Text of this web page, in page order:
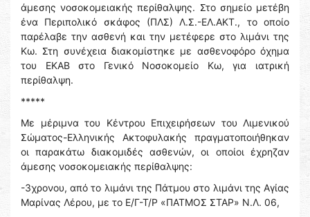
άμεσης νοσοκομειακής περίθαλψης. Στο σημείο μετέβη
ένα Περιπολικό σκάφος (ΠΛΣ) Λ.Σ.-ΕΛ.ΑΚΤ., το οποίο
παρέλαβε την ασθενή και την μετέφερε στο λιμάνι της
Κω. Στη συνέχεια διακομίστηκε με ασθενοφόρο όχημα
του ΕΚΑΒ στο Γενικό Νοσοκομείο Κω, για ιατρική
περίθαλψη.
*****
Με μέριμνα του Κέντρου Επιχειρήσεων του Λιμενικού
Σώματος-Ελληνικής Ακτοφυλακής πραγματοποιήθηκαν
οι παρακάτω διακομιδές ασθενών, οι οποίοι έχρηζαν
άμεσης νοσοκομειακής περίθαλψης:
-3χρονου, από το λιμάνι της Πάτμου στο λιμάνι της Αγίας
Μαρίνας Λέρου, με το Ε/Γ-Τ/Ρ «ΠΑΤΜΟΣ ΣΤΑΡ» Ν.Λ. 06,